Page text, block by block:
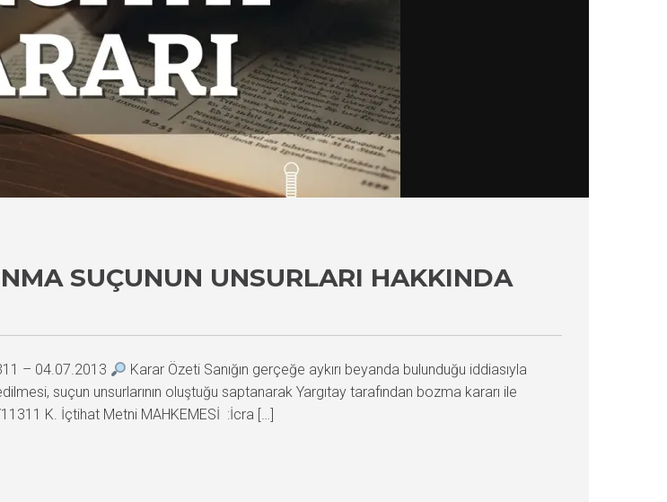
SUÇUNUN UNSURLARI HAKKINDA
– 04.07.2013
Karar Özeti Sanığın gerçeğe aykırı beyanda bulunduğu iddiasıyla
suçun unsurlarının oluştuğu saptanarak Yargıtay tarafından bozma kararı ile
K. İçtihat Metni MAHKEMESİ :İcra […]